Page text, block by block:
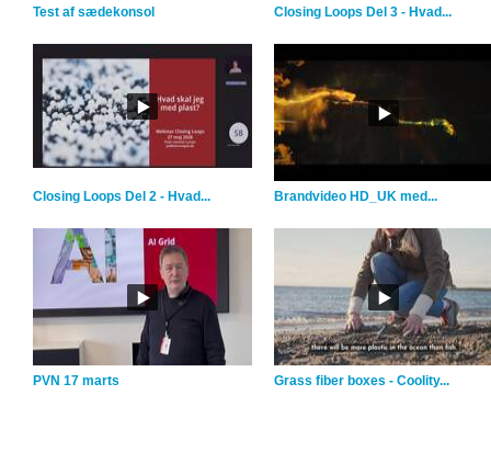
Test af sædekonsol Closing Loops Del 3 - Hvad...
Closing Loops Del 2 - Hvad... Brandvideo HD_UK med...
PVN 17 marts Grass fiber boxes - Coolity...